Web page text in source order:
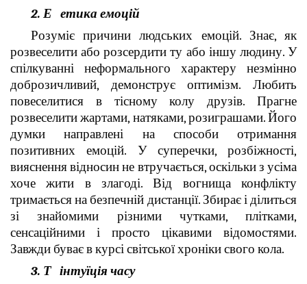
2. Е етика емоцій
Розуміє причини людських емоцій. Знає, як
розвеселити або розсердити ту або іншу людину. У
спілкуванні неформального характеру незмінно
доброзичливий, демонструє оптимізм. Любить
повеселитися в тісному колу друзів. Прагне
розвеселити жартами, натяками, розиграшами. Його
думки направлені на способи отримання
позитивних емоцій. У суперечки, розбіжності,
вияснення відносин не втручається, оскільки з усіма
хоче жити в злагоді. Від вогнища конфлікту
тримається на безпечній дистанції. Збирає і ділиться
зі знайомими різними чутками, плітками,
сенсаційними і просто цікавими відомостями.
Завжди буває в курсі світської хроніки свого кола.
3. Т інтуїція часу